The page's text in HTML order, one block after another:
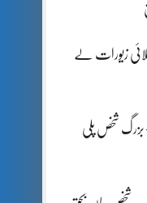
کروڑ کے طلائی زیورات لے
بزرگ شخص پلی